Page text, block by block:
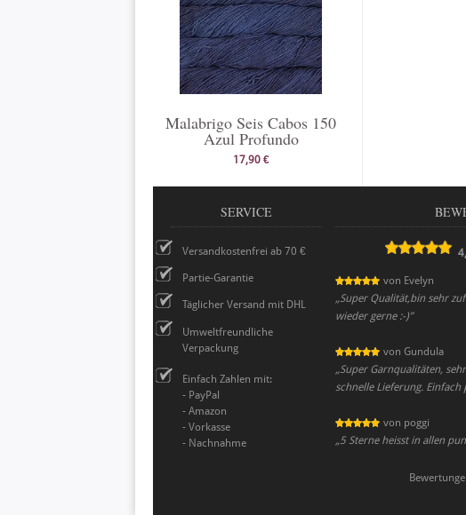
Malabrigo Seis Cabos 150
Azul Profundo
17,90 €
SERVICE
Versandkostenfrei ab 70 €
Partie-Garantie
Täglicher Versand mit DHL
Umweltfreundliche
Verpackung
Einfach Zahlen mit:
- PayPal
- Amazon
- Vorkasse
- Nachnahme
von Evelyn
„Super Qualität,bin sehr
wieder gerne :-)”
von Gundula
„Super Garnqualitäten,
schnelle Lieferung. Einfach
von poggi
„5 Sterne heisst in allen